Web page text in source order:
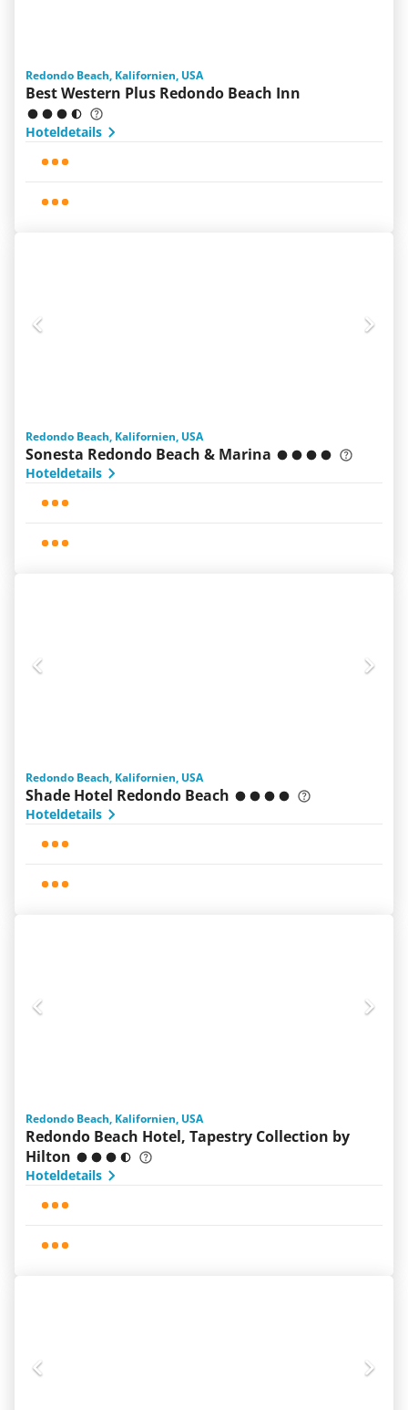
Redondo Beach, Kalifornien, USA
Best Western Plus Redondo Beach Inn
Hoteldetails
Redondo Beach, Kalifornien, USA
Sonesta Redondo Beach & Marina
Hoteldetails
Redondo Beach, Kalifornien, USA
Shade Hotel Redondo Beach
Hoteldetails
Redondo Beach, Kalifornien, USA
Redondo Beach Hotel, Tapestry Collection by
Hilton
Hoteldetails